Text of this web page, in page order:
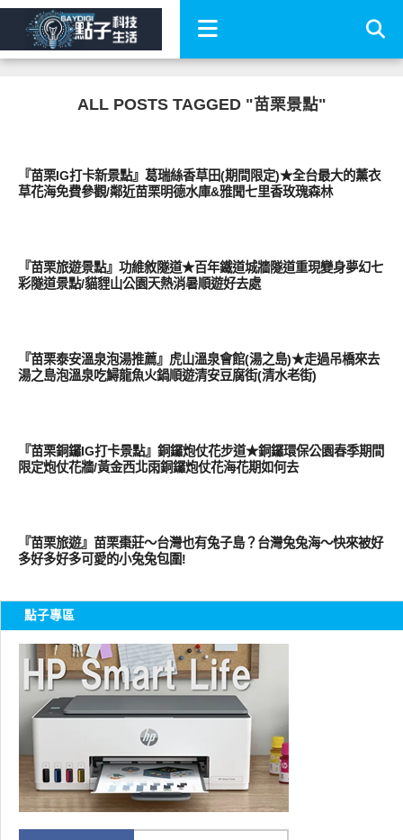
ALL POSTS TAGGED "苗栗景點"
『苗栗IG打卡新景點』葛瑞絲香草田(期間限定)★全台最大的薰衣
草花海免費參觀/鄰近苗栗明德水庫&雅聞七里香玫瑰森林
『苗栗旅遊景點』功維敘隧道★百年鐵道城牆隧道重現變身夢幻七
彩隧道景點/貓貍山公園天熱消暑順遊好去處
『苗栗泰安溫泉泡湯推薦』虎山溫泉會館(湯之島)★走過吊橋來去
湯之島泡溫泉吃鱘龍魚火鍋順遊清安豆腐街(清水老街)
『苗栗銅鑼IG打卡景點』銅鑼炮仗花步道★銅鑼環保公園春季期間
限定炮仗花牆/黃金西北雨銅鑼炮仗花海花期如何去
『苗栗旅遊』苗栗棗莊～台灣也有兔子島？台灣兔兔海～快來被好
多好多好多可愛的小兔兔包圍!
點子專區